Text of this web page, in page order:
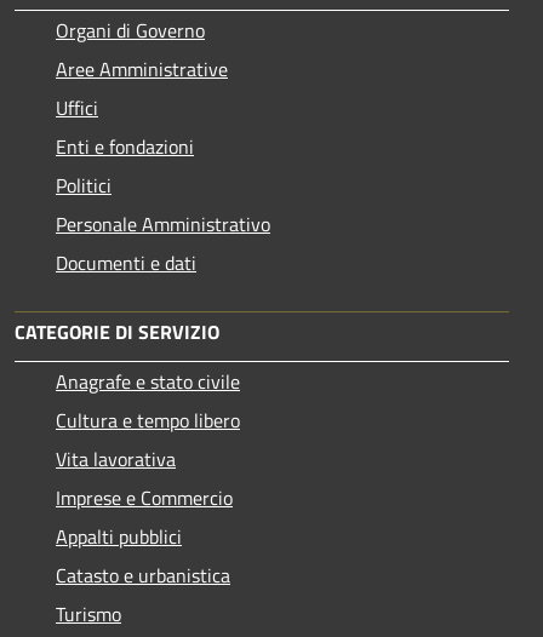
Organi di Governo
Aree Amministrative
Uffici
Enti e fondazioni
Politici
Personale Amministrativo
Documenti e dati
CATEGORIE DI SERVIZIO
Anagrafe e stato civile
Cultura e tempo libero
Vita lavorativa
Imprese e Commercio
Appalti pubblici
Catasto e urbanistica
Turismo